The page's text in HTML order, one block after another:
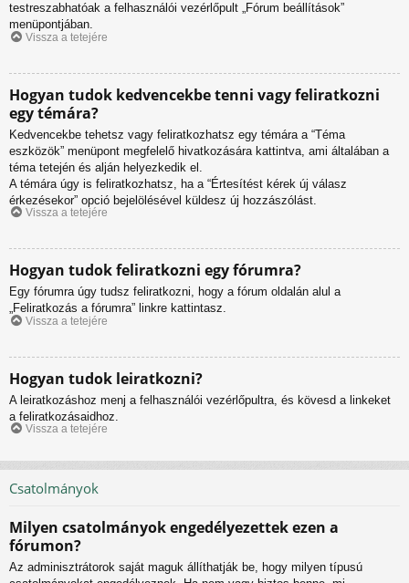
testreszabhatóak a felhasználói vezérlőpult „Fórum beállítások”
menüpontjában.
Vissza a tetejére
Hogyan tudok kedvencekbe tenni vagy feliratkozni
egy témára?
Kedvencekbe tehetsz vagy feliratkozhatsz egy témára a “Téma
eszközök” menüpont megfelelő hivatkozására kattintva, ami általában a
téma tetején és alján helyezkedik el.
A témára úgy is feliratkozhatsz, ha a “Értesítést kérek új válasz
érkezésekor” opció bejelölésével küldesz új hozzászólást.
Vissza a tetejére
Hogyan tudok feliratkozni egy fórumra?
Egy fórumra úgy tudsz feliratkozni, hogy a fórum oldalán alul a
„Feliratkozás a fórumra” linkre kattintasz.
Vissza a tetejére
Hogyan tudok leiratkozni?
A leiratkozáshoz menj a felhasználói vezérlőpultra, és kövesd a linkeket
a feliratkozásaidhoz.
Vissza a tetejére
Csatolmányok
Milyen csatolmányok engedélyezettek ezen a
fórumon?
Az adminisztrátorok saját maguk állíthatják be, hogy milyen típusú